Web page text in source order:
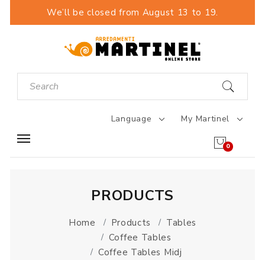
We’ll be closed from August 13 to 19.
Language My Martinel
0
PRODUCTS
Home Products
Tables
Coffee Tables
Coffee Tables Midj